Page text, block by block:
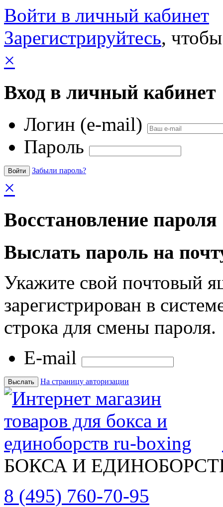
Войти в личный кабинет
Зарегистрируйтесь,
×
Вход в личный кабинет
Логин (e-mail)
Пароль
Забыли пароль?
×
Восстановление пароля
Выслать пароль на
Укажите свой почтовый
зарегистрирован в
строка для смены пароля.
E-mail
На страницу авторизации
БОКСА И
8 (495) 760-70-95